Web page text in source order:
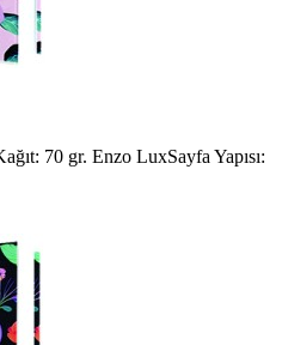
70 gr. Enzo LuxSayfa Yapısı: